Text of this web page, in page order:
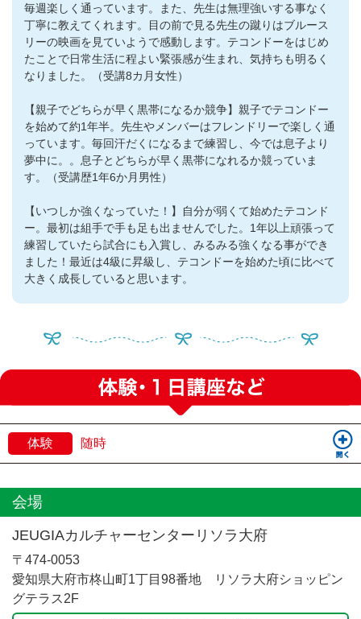
毎週楽しく通っています。また、先生は無理強いする事なく
丁寧に教えてくれます。目の前で見る先生の蹴りはブルース
リーの映画を見ていようで感動します。テコンドーをはじめ
たことで日常生活に程よい緊張感が生まれ、気持ちも明るく
なりました。（受講8カ月女性）
【親子でどちらが早く黒帯になるか競争】親子でテコンドー
を始めて約1年半。先生やメンバーはフレンドリーで楽しく通
っています。毎回汗だくになるまで練習し、今では息子より
夢中に。。息子とどちらが早く黒帯になれるか競っていま
す。（受講歴1年6か月男性）
【いつしか強くなっていた！】自分が弱くて始めたテコンド
ー。最初は組手で手も足も出ませんでした。1年以上頑張って
練習していたら試合にも入賞し、みるみる強くなる事ができ
ました！最近は4級に昇級し、テコンドーを始めた頃に比べて
大きく成長していると思います。
体験 随時
会場
JEUGIAカルチャーセンターリソラ大府
〒474-0053
愛知県大府市柊山町1丁目98番地 リソラ大府ショッピン
グテラス2F